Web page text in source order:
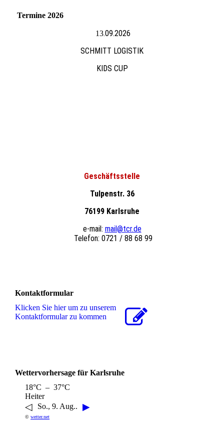
Termine 2026
13.09.2026
SCHMITT LOGISTIK
KIDS CUP
Geschäftsstelle
Tulpenstr. 36
76199 Karlsruhe
e-mail: mail@tcr.de
Telefon: 0721 / 88 68 99
Kontaktformular
Klicken Sie hier um zu unserem
Kon­takt­for­mu­lar zu kommen
Wettervorhersage für Karlsruhe
18°C – 37°C
Heiter
◁ So., 9. Aug.. ▶
© wetter.net